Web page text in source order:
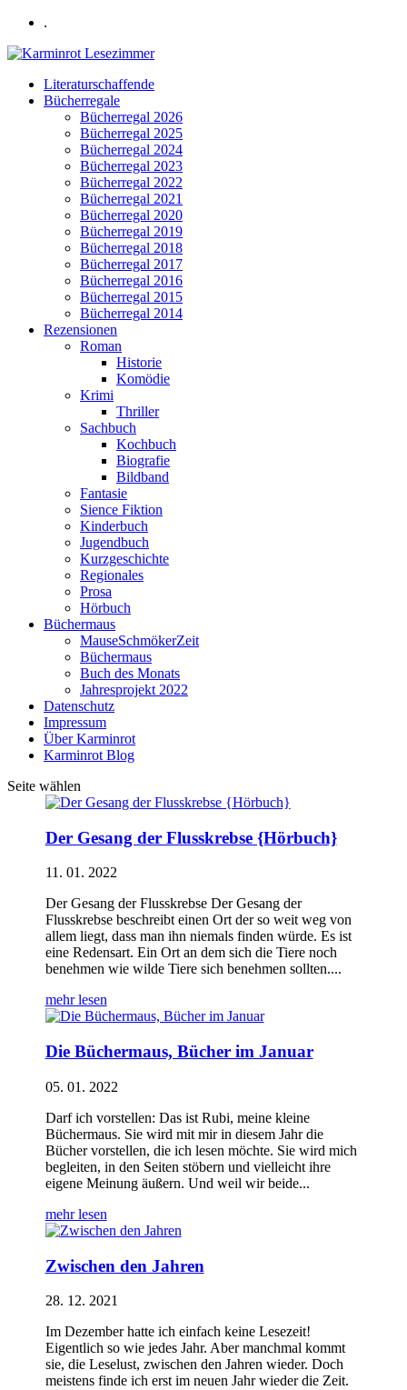
.
Literaturschaffende
Bücherregale
Bücherregal 2026
Bücherregal 2025
Bücherregal 2024
Bücherregal 2023
Bücherregal 2022
Bücherregal 2021
Bücherregal 2020
Bücherregal 2019
Bücherregal 2018
Bücherregal 2017
Bücherregal 2016
Bücherregal 2015
Bücherregal 2014
Rezensionen
Roman
Historie
Komödie
Krimi
Thriller
Sachbuch
Kochbuch
Biografie
Bildband
Fantasie
Sience Fiktion
Kinderbuch
Jugendbuch
Kurzgeschichte
Regionales
Prosa
Hörbuch
Büchermaus
MauseSchmökerZeit
Büchermaus
Buch des Monats
Jahresprojekt 2022
Datenschutz
Impressum
Über Karminrot
Karminrot Blog
Seite wählen
Der Gesang der Flusskrebse {Hörbuch}
11. 01. 2022
Der Gesang der Flusskrebse Der Gesang der
Flusskrebse beschreibt einen Ort der so weit weg von
allem liegt, dass man ihn niemals finden würde. Es ist
eine Redensart. Ein Ort an dem sich die Tiere noch
benehmen wie wilde Tiere sich benehmen sollten....
mehr lesen
Die Büchermaus, Bücher im Januar
05. 01. 2022
Darf ich vorstellen: Das ist Rubi, meine kleine
Büchermaus. Sie wird mit mir in diesem Jahr die
Bücher vorstellen, die ich lesen möchte. Sie wird mich
begleiten, in den Seiten stöbern und vielleicht ihre
eigene Meinung äußern. Und weil wir beide...
mehr lesen
Zwischen den Jahren
28. 12. 2021
Im Dezember hatte ich einfach keine Lesezeit!
Eigentlich so wie jedes Jahr. Aber manchmal kommt
sie, die Leselust, zwischen den Jahren wieder. Doch
meistens finde ich erst im neuen Jahr wieder die Zeit.